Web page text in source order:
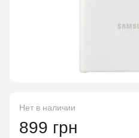
Нет в наличии
899 грн